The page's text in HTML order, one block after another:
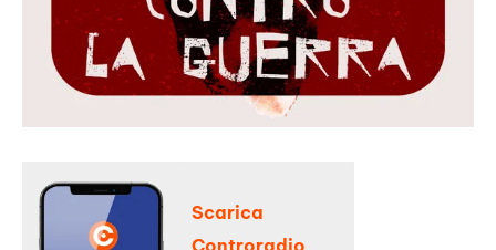
Scarica